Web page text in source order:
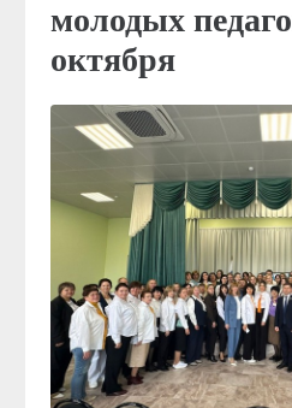
молодых
октября